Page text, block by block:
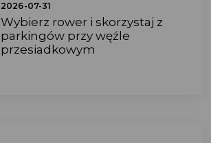
2026-07-31
Wybierz rower i skorzystaj z
parkingów przy węźle
przesiadkowym